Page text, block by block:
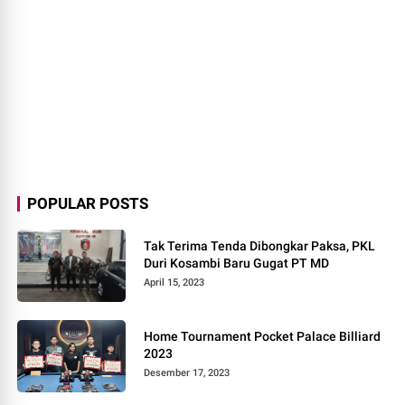
POPULAR POSTS
Tak Terima Tenda Dibongkar Paksa, PKL
Duri Kosambi Baru Gugat PT MD
April 15, 2023
Home Tournament Pocket Palace Billiard
2023
Desember 17, 2023